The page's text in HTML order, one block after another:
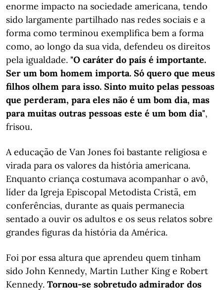
enorme impacto na sociedade americana, tendo
sido largamente partilhado nas redes sociais e a
forma como terminou exemplifica bem a forma
como, ao longo da sua vida, defendeu os direitos
pela igualdade. "O caráter do país é importante.
Ser um bom homem importa. Só quero que meus
filhos olhem para isso. Sinto muito pelas pessoas
que perderam, para eles não é um bom dia, mas
para muitas outras pessoas este é um bom dia",
frisou.
A educação de Van Jones foi bastante religiosa e
virada para os valores da história americana.
Enquanto criança costumava acompanhar o avô,
líder da Igreja Episcopal Metodista Cristã, em
conferências, durante as quais permanecia
sentado a ouvir os adultos e os seus relatos sobre
grandes figuras da história da América.
Foi por essa altura que aprendeu quem tinham
sido John Kennedy, Martin Luther King e Robert
Kennedy. Tornou-se sobretudo admirador dos